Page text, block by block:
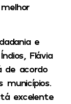
e
Flávia
de acordo
municípios.
excelente